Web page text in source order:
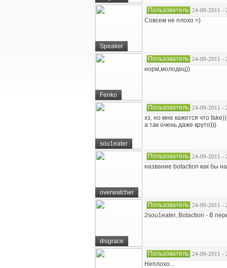
Speaker
Пользователь 24-09-2011 -
Совсем не плохо =)
Fenko
Пользователь 24-09-2011 -
норм,молодец))
sou1eater
Пользователь 24-09-2011 -
хз, но мне кажется что
а так очень даже круто)))
overwatcher
Пользователь 24-09-2011 -
название botaction как бы
disgrace
Пользователь 24-09-2011 -
2sou1eater, Botaction - В
Пользователь 24-09-2011 -
Неплохо...